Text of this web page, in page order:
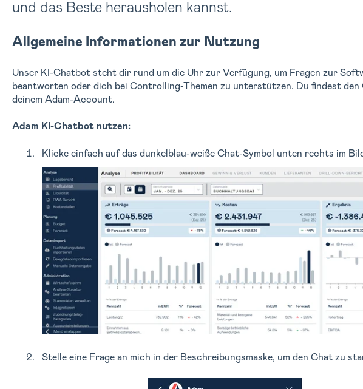
und das Beste herausholen kannst.
Allgemeine Informationen zur Nutzung
Unser KI-Chatbot steht dir rund um die Uhr zur Verfügung, um Fragen zur
beantworten oder dich bei Controlling-Themen zu unterstützen. Du findest
deinem Adam-Account.
Adam KI-Chatbot nutzen:
Klicke einfach auf das dunkelblau-weiße Chat-Symbol unten rechts im
Stelle eine Frage an mich in der Beschreibungsmaske, um den Chat zu